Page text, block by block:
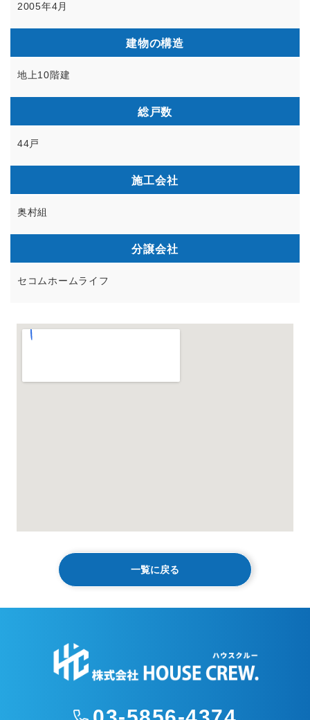
2005年4月
建物の構造
地上10階建
総戸数
44戸
施工会社
奥村組
分譲会社
セコムホームライフ
一覧に戻る